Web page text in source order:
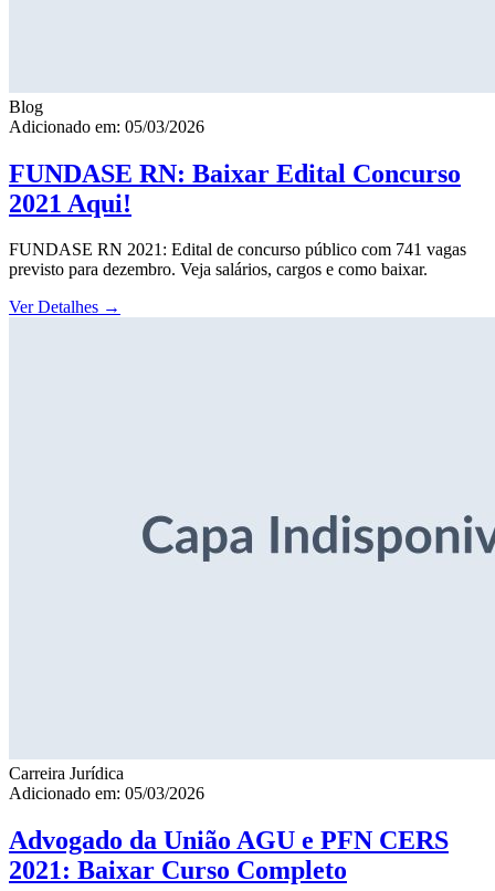
Blog
Adicionado em: 05/03/2026
FUNDASE RN: Baixar Edital Concurso
2021 Aqui!
FUNDASE RN 2021: Edital de concurso público com 741 vagas
previsto para dezembro. Veja salários, cargos e como baixar.
Ver Detalhes →
Carreira Jurídica
Adicionado em: 05/03/2026
Advogado da União AGU e PFN CERS
2021: Baixar Curso Completo